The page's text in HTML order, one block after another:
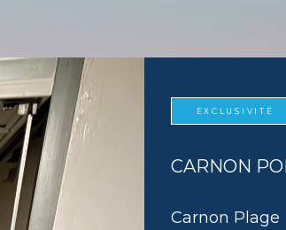
EXCLUSIVITÉ
CARNON
Carnon Plage